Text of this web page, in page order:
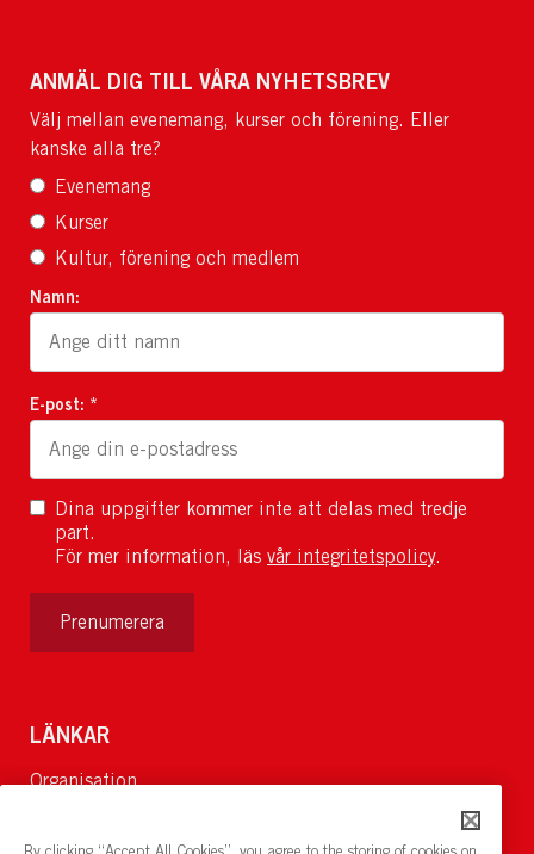
ANMÄL DIG TILL VÅRA NYHETSBREV
Välj mellan evenemang, kurser och förening. Eller
kanske alla tre?
Evenemang
Kurser
Kultur, förening och medlem
Namn:
E-post: *
Dina uppgifter kommer inte att delas med tredje
part.
För mer information, läs vår integritetspolicy.
Prenumerera
LÄNKAR
Organisation
Lediga jobb